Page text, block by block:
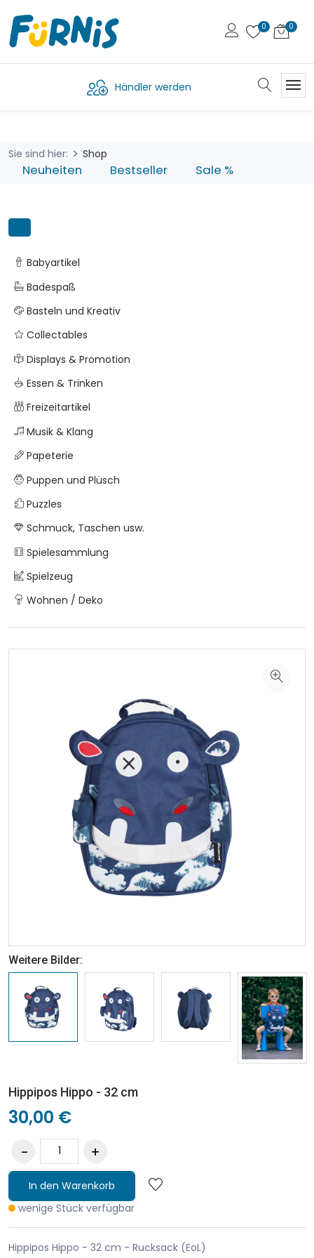
Händler werden
Sie sind hier: Shop
Neuheiten Bestseller Sale %
Babyartikel
Badespaß
Basteln und Kreativ
Collectables
Displays & Promotion
Essen & Trinken
Freizeitartikel
Musik & Klang
Papeterie
Puppen und Plüsch
Puzzles
Schmuck, Taschen usw.
Spielesammlung
Spielzeug
Wohnen / Deko
Weitere Bilder:
Hippipos Hippo - 32 cm
30,00 €
In den Warenkorb
wenige Stück verfügbar
Hippipos Hippo - 32 cm - Rucksack (EoL)